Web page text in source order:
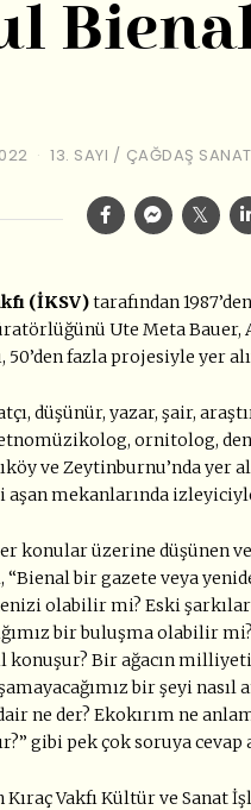
13. SAYI / ÇAĞDAŞ SANAT
(İKSV)tarafından
Ute Meta
50’den fazla projesiyle yer
düşünür, yazar, şair,
ornitolog,
ve Zeytinburnu’nda yer
aşan mekanlarında
konular üzerine düşünen
bir gazete veya
olabilir mi? Eski
bir buluşma olabilir
konuşur? Bir ağacın
bir şeyi nasıl
ne der? Ekokırım ne
gibi pek çok soruya cevap
Kıraç Vakfı Kültür ve